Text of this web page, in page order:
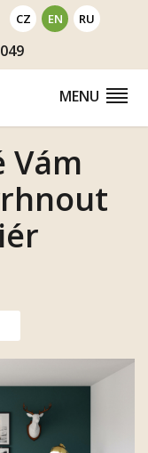
CZ EN RU
MENU